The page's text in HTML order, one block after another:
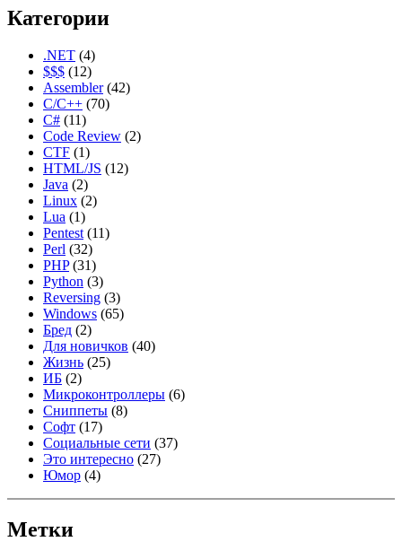
Категории
.NET (4)
$$$ (12)
Assembler(42)
C/C++ (70)
C# (11)
Code Review (2)
CTF (1)
HTML/JS (12)
Java (2)
Linux (2)
Lua (1)
Pentest(11)
Perl (32)
PHP(31)
Python (3)
Reversing (3)
Windows (65)
Бред (2)
Для новичков (40)
Жизнь (25)
ИБ (2)
Микроконтроллеры (6)
Сниппеты (8)
Софт (17)
Социальные сети (37)
Это интересно (27)
Юмор (4)
Метки